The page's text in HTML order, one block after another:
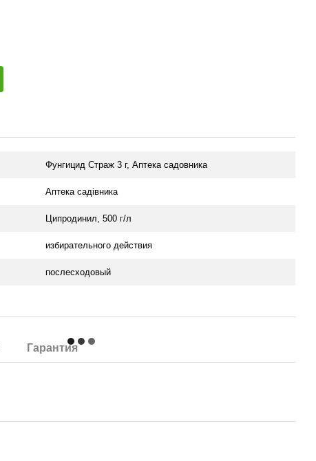
Фунгицид Страж 3 г, Аптека садовника
Аптека садівника
Ципродинил, 500 г/л
избирательного действия
послесходовый
Гарантия